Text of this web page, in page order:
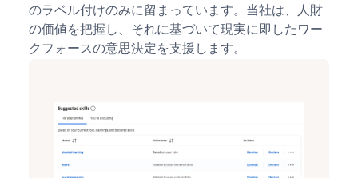
のラベル付けのみに留まっています。当社は、人財
の価値を把握し、それに基づいて現実に即したワー
クフォースの意思決定を支援します。